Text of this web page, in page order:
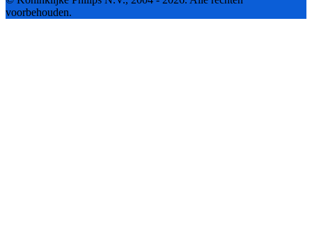
voorbehouden.